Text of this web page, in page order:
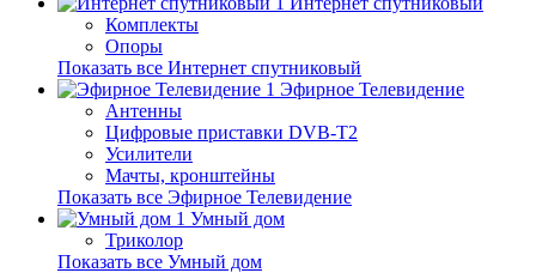
Комплекты
Опоры
Показать все Интернет спутниковый
Эфирное Телевидение
Антенны
Цифровые приставки DVB-T2
Усилители
Мачты, кронштейны
Показать все Эфирное Телевидение
Умный дом
Триколор
Показать все Умный дом